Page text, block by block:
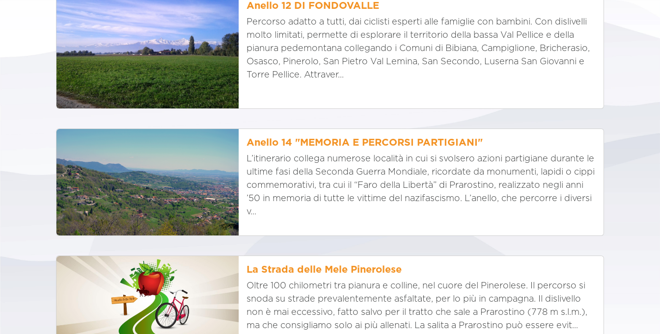
Anello 12 DI FONDOVALLE
Percorso adatto a tutti, dai ciclisti esperti alle famiglie con bambini. Con dislivelli
molto limitati, permette di esplorare il territorio della bassa Val Pellice e della
pianura pedemontana collegando i Comuni di Bibiana, Campiglione, Bricherasio,
Osasco, Pinerolo, San Pietro Val Lemina, San Secondo, Luserna San Giovanni e
Torre Pellice. Attraver...
Anello 14 "MEMORIA E PERCORSI PARTIGIANI"
L’itinerario collega numerose località in cui si svolsero azioni partigiane durante le
ultime fasi della Seconda Guerra Mondiale, ricordate da monumenti, lapidi o cippi
commemorativi, tra cui il “Faro della Libertà” di Prarostino, realizzato negli anni
’50 in memoria di tutte le vittime del nazifascismo. L’anello, che percorre i diversi
v...
La Strada delle Mele Pinerolese
Oltre 100 chilometri tra pianura e colline, nel cuore del Pinerolese. Il percorso si
snoda su strade prevalentemente asfaltate, per lo più in campagna. Il dislivello
non è mai eccessivo, fatto salvo per il tratto che sale a Prarostino (778 m s.l.m.),
ma che consigliamo solo ai più allenati. La salita a Prarostino può essere evit...